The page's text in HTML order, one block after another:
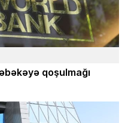
qoşulmağı